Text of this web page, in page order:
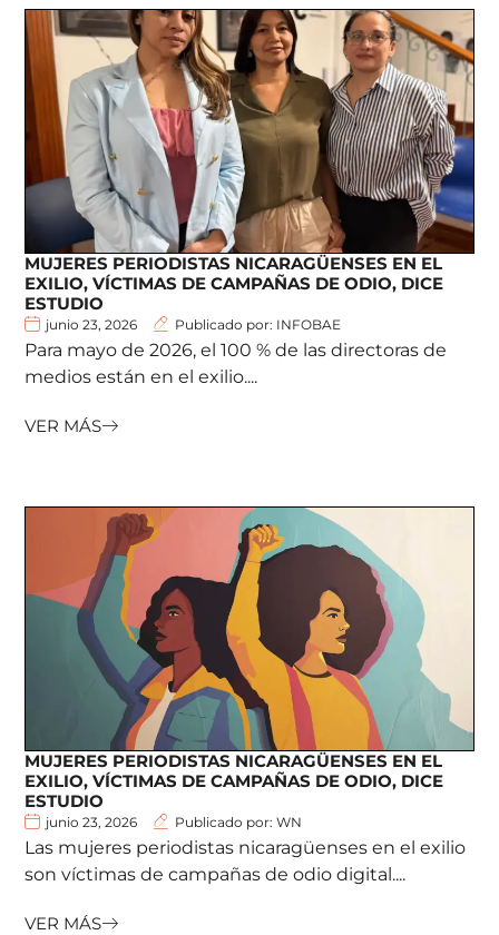
MUJERES PERIODISTAS NICARAGÜENSES EN EL
EXILIO, VÍCTIMAS DE CAMPAÑAS DE ODIO, DICE
ESTUDIO
junio 23, 2026 Publicado por: INFOBAE
Para mayo de 2026, el 100 % de las directoras de
medios están en el exilio....
VER MÁS
MUJERES PERIODISTAS NICARAGÜENSES EN EL
EXILIO, VÍCTIMAS DE CAMPAÑAS DE ODIO, DICE
ESTUDIO
junio 23, 2026 Publicado por: WN
Las mujeres periodistas nicaragüenses en el exilio
son víctimas de campañas de odio digital....
VER MÁS